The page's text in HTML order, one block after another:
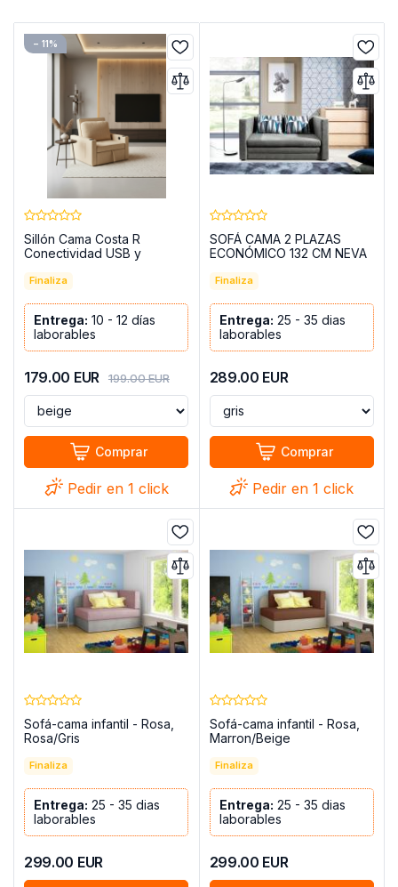
− 11%
Sillón Cama Costa R
Conectividad USB y
Finaliza
Entrega: 10 - 12 días
laborables
179.00 EUR 199.00EUR
Comprar
Pedir en 1 click
SOFÁ CAMA 2 PLAZAS
ECONÓMICO 132 CM NEVA
Finaliza
Entrega: 25 - 35 dias
laborables
289.00 EUR
Comprar
Pedir en 1 click
Sofá-cama infantil - Rosa,
Rosa/Gris
Finaliza
Entrega: 25 - 35 dias
laborables
299.00 EUR
Sofá-cama infantil - Rosa,
Marron/Beige
Finaliza
Entrega: 25 - 35 dias
laborables
299.00 EUR